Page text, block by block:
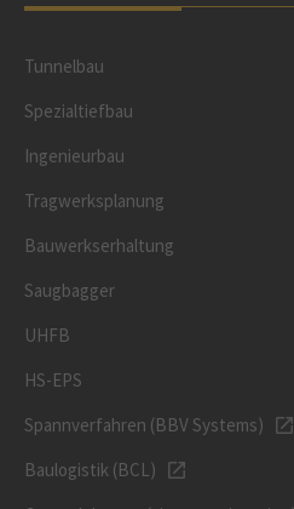
Tunnelbau
Spezialtiefbau
Ingenieurbau
Tragwerksplanung
Bauwerkserhaltung
Saugbagger
UHFB
HS-EPS
Spannverfahren (BBV Systems)
Baulogistik (BCL)